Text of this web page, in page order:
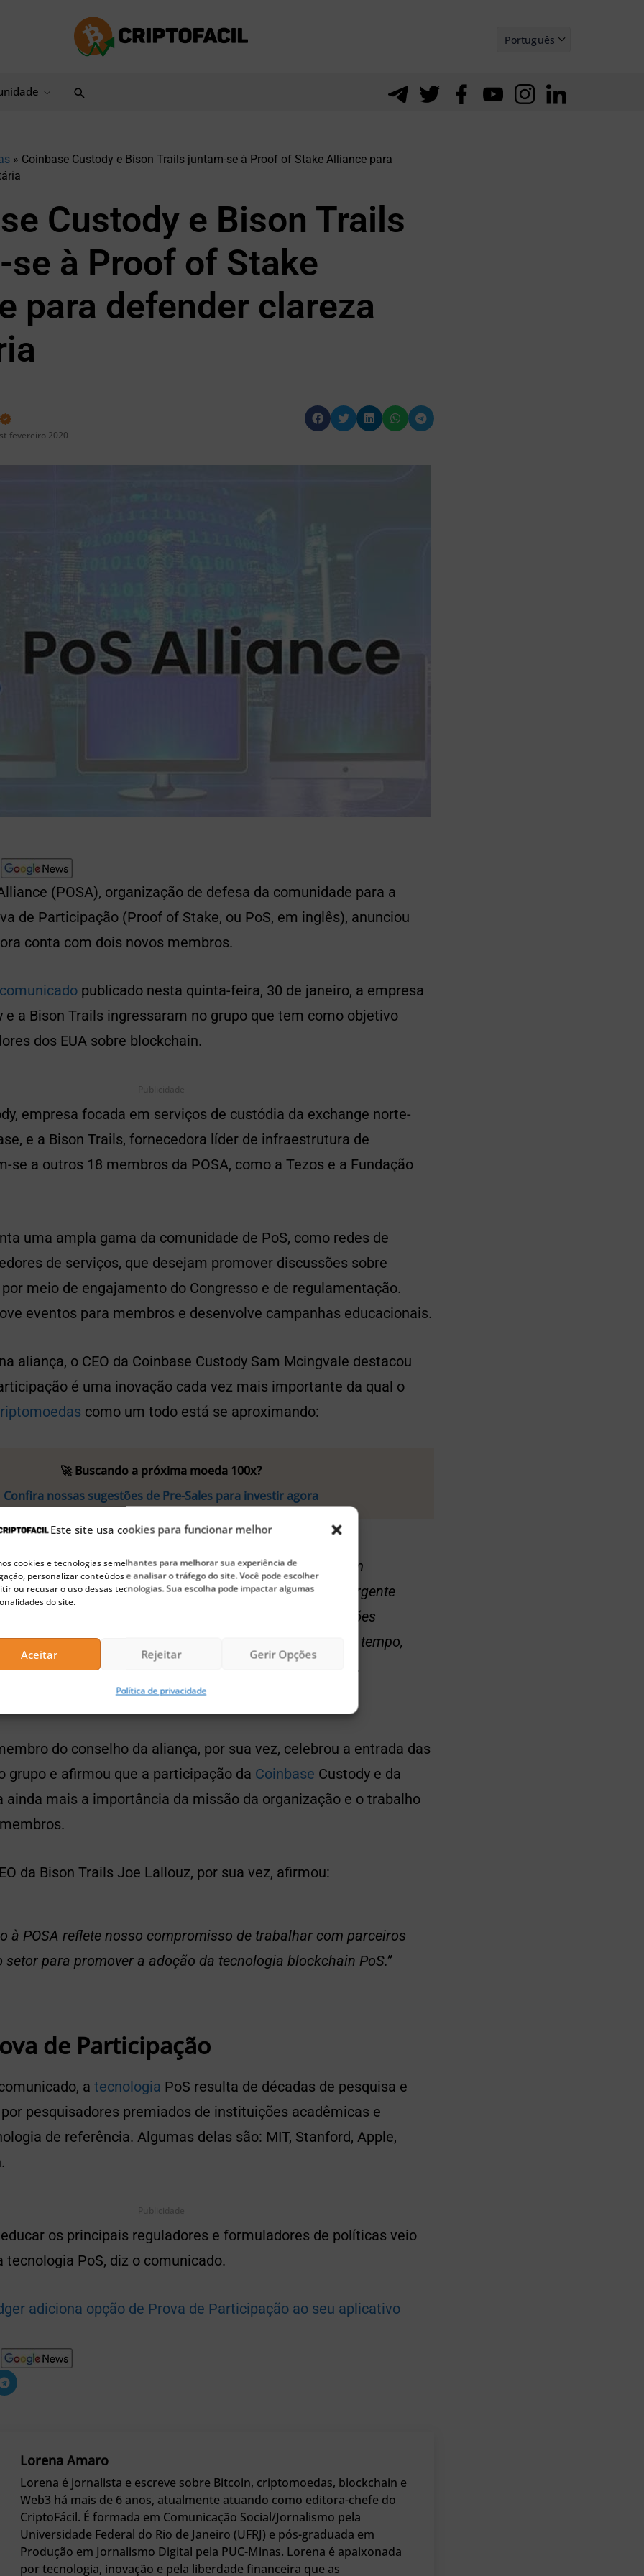
Este site usa cookies para funcionar melhor
cookies e tecnologias semelhantes para melhorar sua experiência de
personalizar conteúdos e analisar o tráfego do site. Você pode escolher
ou recusar o uso dessas tecnologias. Sua escolha pode impactar algumas
do site.
Aceitar Rejeitar Gerir Opções
Política de privacidade
Português
Pesquisar
» Coinbase Custody e Bison Trails juntam-se à Proof of Stake Alliance para
Custody e Bison Trails
à Proof of Stake
para defender clareza
fevereiro 2020
(POSA), organização de defesa da comunidade para a
de Participação (Proof of Stake, ou PoS, em inglês), anunciou
conta com dois novos membros.
comunicado publicado nesta quinta-feira, 30 de janeiro, a empresa
e a Bison Trails ingressaram no grupo que tem como objetivo
dos EUA sobre blockchain.
Publicidade
empresa focada em serviços de custódia da exchange norte-
e a Bison Trails, fornecedora líder de infraestrutura de
se a outros 18 membros da POSA, como a Tezos e a Fundação
uma ampla gama da comunidade de PoS, como redes de
de serviços, que desejam promover discussões sobre
meio de engajamento do Congresso e de regulamentação.
eventos para membros e desenvolve campanhas educacionais.
aliança, o CEO da Coinbase Custody Sam Mcingvale destacou
é uma inovação cada vez mais importante da qual o
como um todo está se aproximando:
🚀 Buscando a próxima moeda 100x?
Confira nossas sugestões de Pre-Sales para investir agora
está desempenhando um papel crítico ao se envolver com
e reguladores para educá-los sobre a tecnologia emergente
nossa esperança que, através do trabalho de organizações
comecemos a ver conversas significativas e, com o tempo,
que diz respeito à PoS e suas aplicações”, acrescentou.
do conselho da aliança, por sua vez, celebrou a entrada das
grupo e afirmou que a participação da Coinbase Custody e da
ainda mais a importância da missão da organização e o trabalho
da Bison Trails Joe Lallouz, por sua vez, afirmou:
à POSA reflete nosso compromisso de trabalhar com parceiros
setor para promover a adoção da tecnologia blockchain PoS.”
de Participação
a tecnologia PoS resulta de décadas de pesquisa e
pesquisadores premiados de instituições acadêmicas e
de referência. Algumas delas são: MIT, Stanford, Apple,
Publicidade
os principais reguladores e formuladores de políticas veio
tecnologia PoS, diz o comunicado.
adiciona opção de Prova de Participação ao seu aplicativo
Lorena Amaro
Lorena é jornalista e escreve sobre Bitcoin, criptomoedas, blockchain e
Web3 há mais de 6 anos, atualmente atuando como editora-chefe do
CriptoFácil. É formada em Comunicação Social/Jornalismo pela
Universidade Federal do Rio de Janeiro (UFRJ) e pós-graduada em
Produção em Jornalismo Digital pela PUC-Minas. Lorena é apaixonada
por tecnologia, inovação e pela liberdade financeira que as